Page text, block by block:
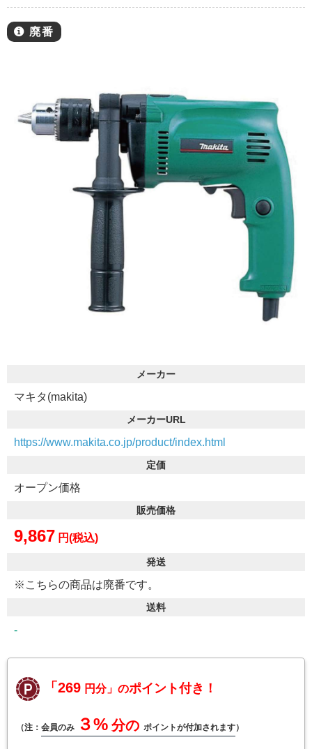
廃番
メーカー
マキタ(makita)
メーカーURL
https://www.makita.co.jp/product/index.html
定価
オープン価格
販売価格
9,867 円(税込)
発送
※こちらの商品は廃番です。
送料
-
「269 円分」のポイント付き！
（注： 会員のみ ３% 分の ポイントが付加されます）